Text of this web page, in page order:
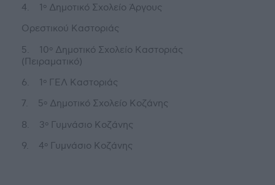
4. 1 ο Δημοτικό Σχολείο Άργους
Ορεστικού Καστοριάς
5. 10ο Δημοτικό Σχολείο Καστοριάς
(Πειραματικό)
6. 1 ο ΓΕΛ Καστοριάς
7. 5ο Δημοτικό Σχολείο Κοζάνης
8. 3ο Γυμνάσιο Κοζάνης
9. 4ο Γυμνάσιο Κοζάνης